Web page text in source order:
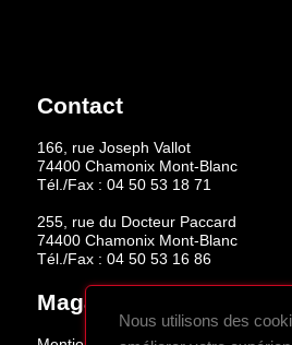
Contact
166, rue Joseph Vallot
74400 Chamonix Mont-Blanc
Tél./Fax : 04 50 53 18 71
255, rue du Docteur Paccard
74400 Chamonix Mont-Blanc
Tél./Fax : 04 50 53 16 86
Magasins
Nous utilisons des